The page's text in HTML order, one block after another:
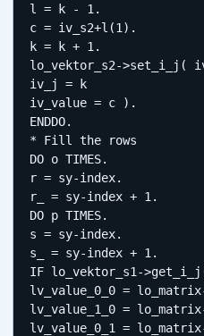
l = k - 1.
c = iv_s2+l(1).
k = k + 1.
lo_vektor_s2->set_i_j(
iv_j = k
iv_value = c ).
ENDDO.
* Fill the rows
DO o TIMES.
r = sy-index.
r_ = sy-index + 1.
DO p TIMES.
s = sy-index.
s_ = sy-index + 1.
IF lo_vektor_s1-
lv_value_0_0 =
lv_value_1_0 =
lv_value_0_1 =